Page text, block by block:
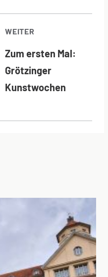
WEITER
Zum ersten Mal:
Grötzinger
Kunstwochen